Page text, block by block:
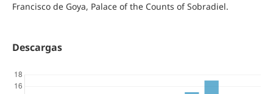
Francisco de Goya, Palace of the Counts of Sobradiel.
Descargas